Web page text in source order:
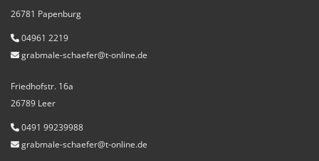
26781 Papenburg
 04961 2219
 grabmale-schaefer@t-online.de
Friedhofstr. 16a
26789 Leer
 0491 99239988
 grabmale-schaefer@t-online.de